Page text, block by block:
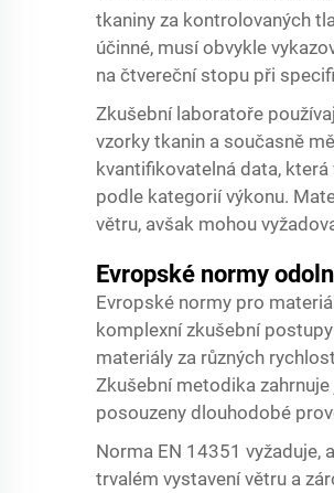
tkaniny za kontrolovaných
účinné, musí obvykle
na čtvereční stopu při
Zkušební laboratoře
vzorky tkanin a současně
kvantifikovatelná data,
podle kategorií výkonu.
větru, avšak mohou
Evropské normy
Evropské normy pro
komplexní zkušební
materiály za různých
Zkušební metodika
posouzeny dlouhodobé
Norma EN 14351 vyžaduje,
trvalém vystavení větru a